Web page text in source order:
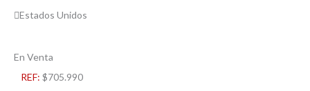
Estados Unidos
En Venta
REF: $705.990